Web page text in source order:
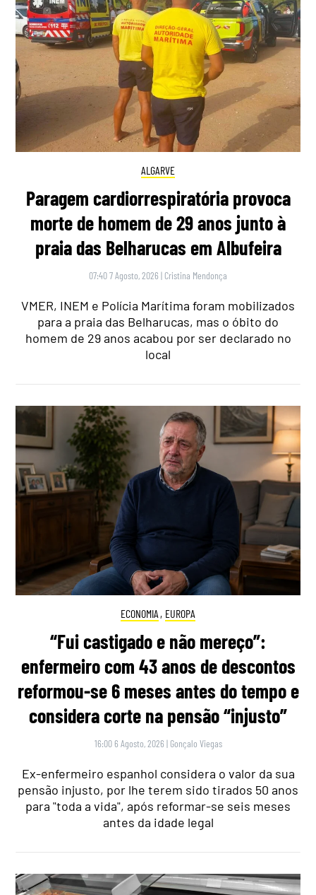
ALGARVE
Paragem cardiorrespiratória provoca
morte de homem de 29 anos junto à
praia das Belharucas em Albufeira
07:40 7 Agosto, 2026 | Cristina Mendonça
VMER, INEM e Polícia Marítima foram mobilizados
para a praia das Belharucas, mas o óbito do
homem de 29 anos acabou por ser declarado no
local
ECONOMIA , EUROPA
“Fui castigado e não mereço”:
enfermeiro com 43 anos de descontos
reformou-se 6 meses antes do tempo e
considera corte na pensão “injusto”
16:00 6 Agosto, 2026 | Gonçalo Viegas
Ex-enfermeiro espanhol considera o valor da sua
pensão injusto, por lhe terem sido tirados 50 anos
para "toda a vida", após reformar-se seis meses
antes da idade legal